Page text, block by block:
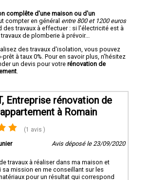
complête d'une maison ou d'un
compter en général entre 800 et 1200 euros
des travaux à effectuer : si l'électricité est à
de plomberie à prévoir...
des travaux d'isolation, vous pouvez
à taux 0%. Pour en savoir plus, n'hésitez
un devis pour votre rénovation de
Entreprise rénovation de
à Romain
(1 avis )
Avis déposé le 23/09/2020
travaux à réaliser dans ma maison et
sa mission en me conseillant sur les
pour un résultat qui correspond